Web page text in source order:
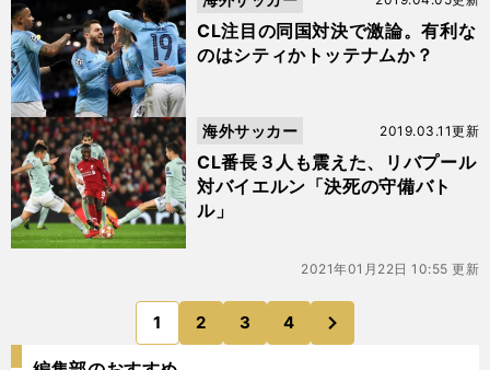
CL注目の同国対決で激論。有利な
のはシティかトッテナムか？
CL番長３人も震えた、リバプール
対バイエルン「決死の守備バト
ル」
2019.03.11更新
海外サッカー
2021年01月22日 10:55 更新
1 2 3 4
のページへ